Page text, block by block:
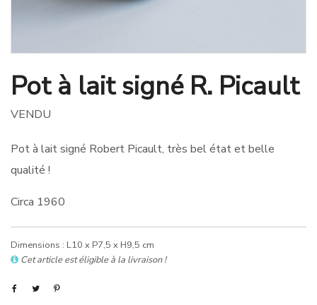
Pot à lait signé R. Picault
VENDU
Pot à lait signé Robert Picault, très bel état et belle
qualité !
Circa 1960
Dimensions : L10 x P7,5 x H9,5 cm
Cet article est éligible à la livraison !